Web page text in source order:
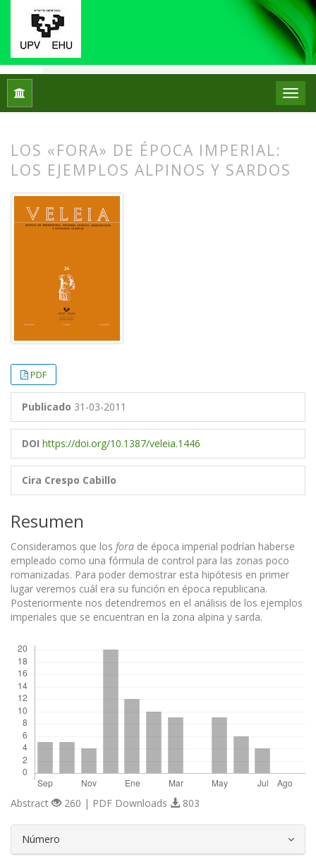
Inicio Núm. 26 (2009): Puesta en escena y
LOS «FORA» DE ÉPOCA IMPERIAL:
LOS EJEMPLOS ALPINOS Y SARDOS
PDF
Publicado 31-03-2011
DOI https://doi.org/10.1387/veleia.1446
Cira Crespo Cabillo
Resumen
Consideramos que los fora de época imperial podrían haberse
empleado como una fórmula de control para las zonas poco
romanizadas. Para poder demostrar esta hipótesis en primer
lugar veremos cuál era su función en época republicana.
Posteriormente nos detendremos en el análisis de los ejemplos
imperiales que se encuentran en la zona alpina y sarda.
Abstract 260 | PDF Downloads 803
Número